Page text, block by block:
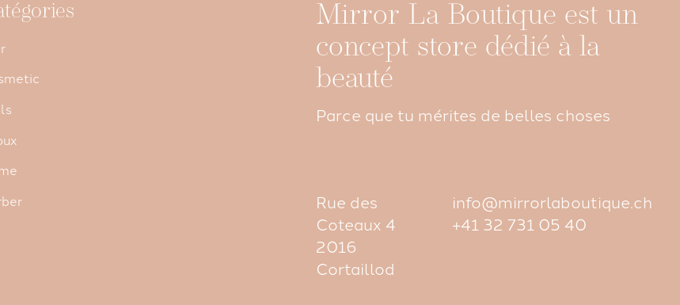
Mirror La Boutique est un
concept store dédié à la
beauté
Parce que tu mérites de belles choses
Rue des
Coteaux 4
2016
Cortaillod
info@mirrorlaboutique.ch
+41 32 731 05 40